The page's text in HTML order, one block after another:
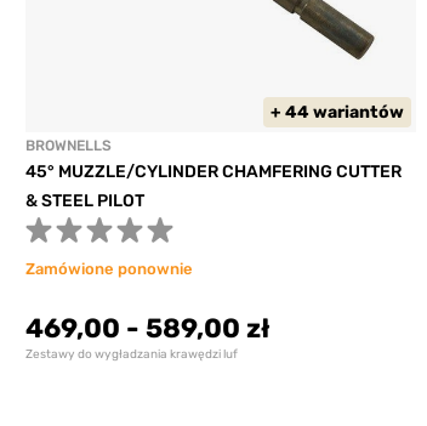
+ 44 wariantów
BROWNELLS
45° MUZZLE/CYLINDER CHAMFERING CUTTER
& STEEL PILOT
Zestawy do wygładzania krawędzi luf
Zamówione ponownie
469,00 - 589,00 zł